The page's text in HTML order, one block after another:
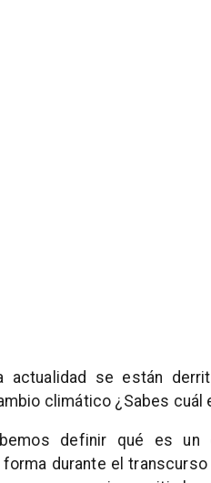
actualidad se están
climático ¿Sabes cuál
definir qué es
durante el